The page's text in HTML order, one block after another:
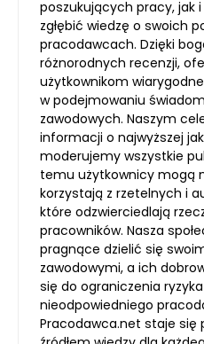
poszukujących pracy, jak
zgłębić wiedzę o swoich
pracodawcach. Dzięki
różnorodnych recenzji,
użytkownikom
w podejmowaniu
zawodowych. Naszym
informacji o najwyższej
moderujemy wszystkie
temu użytkownicy mogą
korzystają z rzetelnych i
które odzwierciedlają
pracowników. Nasza
pragnące dzielić się
zawodowymi, a ich
się do ograniczenia
nieodpowiedniego
Pracodawca.net staje się